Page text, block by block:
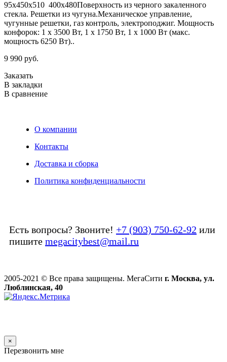
95х450х510 400х480Поверхность из черного закаленного
стекла. Решетки из чугуна.Механическое управление,
чугунные решетки, газ контроль, электроподжиг. Мощность
конфорок: 1 х 3500 Вт, 1 х 1750 Вт, 1 х 1000 Вт (макс.
мощность 6250 Вт)..
9 990 руб.
Заказать
В закладки
В сравнение
О компании
Контакты
Доставка и сборка
Политика конфиденциальности
Есть вопросы? Звоните! +7 (903) 750-62-92 или
пишите megacitybest@mail.ru
2005-2021 © Все права защищены. МегаСити г. Москва, ул.
Люблинская, 40
×
Перезвонить мне